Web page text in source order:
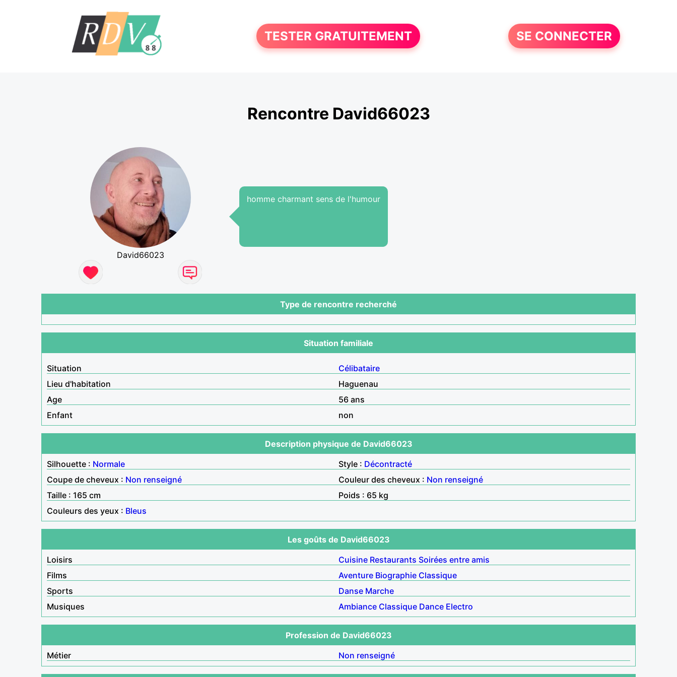
TESTER GRATUITEMENT SE CONNECTER
Rencontre David66023
David66023
homme charmant sens de l'humour
Type de rencontre recherché
Situation familiale
Situation
Célibataire
Lieu d'habitation
Haguenau
Age
56 ans
Enfant
non
Description physique de David66023
Silhouette : Normale Style : Décontracté
Coupe de cheveux : Non renseigné Couleur des cheveux : Non renseigné
Taille : 165 cm
Poids : 65 kg
Couleurs des yeux : Bleus
Les goûts de David66023
Loisirs
Cuisine Restaurants Soirées entre amis
Films
Aventure Biographie Classique
Sports
Danse Marche
Musiques
Ambiance Classique Dance Electro
Profession de David66023
Métier
Non renseigné